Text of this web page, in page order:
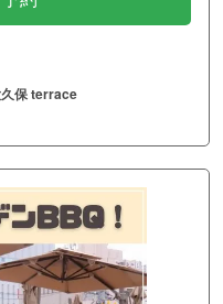
保 terrace